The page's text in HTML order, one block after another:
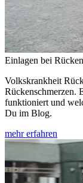
Einlagen bei
Volkskrankheit
Rückenschmerzen.
funktioniert und
Du im Blog.
mehr erfahren